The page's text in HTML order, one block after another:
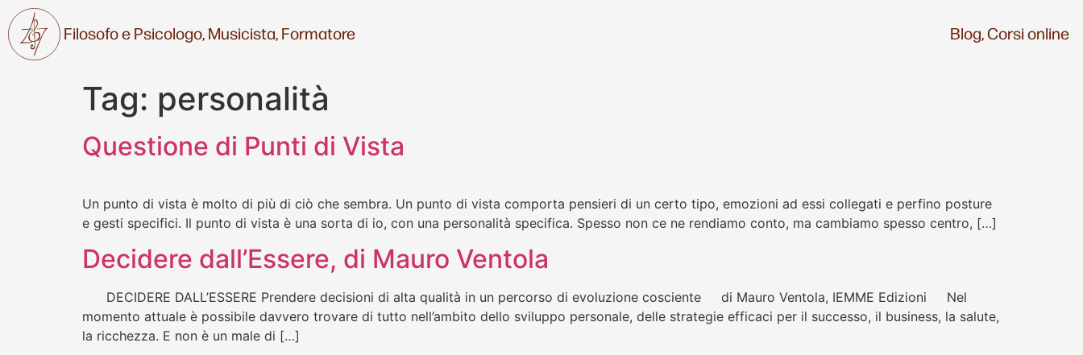
Filosofo e Psicologo,Musicista,Formatore Blog,Corsi online
Tag: personalità
Questione di Punti di Vista
Un punto di vista è molto di più di ciò che sembra. Un punto di vista comporta pensieri di un certo tipo, emozioni ad essi collegati e perfino posture
e gesti specifici. Il punto di vista è una sorta di io, con una personalità specifica. Spesso non ce ne rendiamo conto, ma cambiamo spesso centro, […]
Decidere dall’Essere, di Mauro Ventola
DECIDERE DALL’ESSERE Prendere decisioni di alta qualità in un percorso di evoluzione cosciente di Mauro Ventola, IEMME Edizioni Nel
momento attuale è possibile davvero trovare di tutto nell’ambito dello sviluppo personale, delle strategie efficaci per il successo, il business, la salute,
la ricchezza. E non è un male di […]